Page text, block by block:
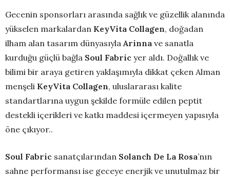
Gecenin sponsorları arasında sağlık ve güzellik alanında
yükselen markalardan KeyVita Collagen, doğadan
ilham alan tasarım dünyasıylaArinna ve sanatla
kurduğu güçlü bağla Soul Fabric yer aldı. Doğallık ve
bilimi bir araya getiren yaklaşımıyla dikkat çeken Alman
menşeli KeyVita Collagen, uluslararası kalite
standartlarına uygun şekilde formüle edilen peptit
destekli içerikleri ve katkı maddesi içermeyen yapısıyla
öne çıkıyor..
Soul Fabric sanatçılarından Solanch De La Rosa’nın
sahne performansı ise geceye enerjik ve unutulmaz bir